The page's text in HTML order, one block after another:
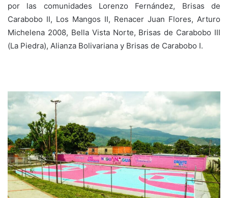
por las comunidades Lorenzo Fernández, Brisas de
Carabobo II, Los Mangos II, Renacer Juan Flores, Arturo
Michelena 2008, Bella Vista Norte, Brisas de Carabobo III
(La Piedra), Alianza Bolivariana y Brisas de Carabobo I.